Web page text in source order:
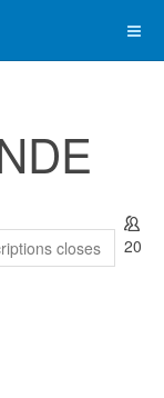
closes 20